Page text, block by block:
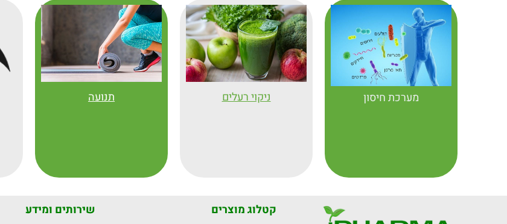
מערכת חיסון ניקוי רעלים תנועה
קטלוג מוצרים שירותים ומידע